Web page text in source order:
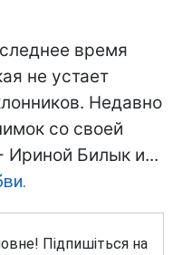
время
не устает
Недавно
со своей
Ириной Билык и...
Підпишіться на